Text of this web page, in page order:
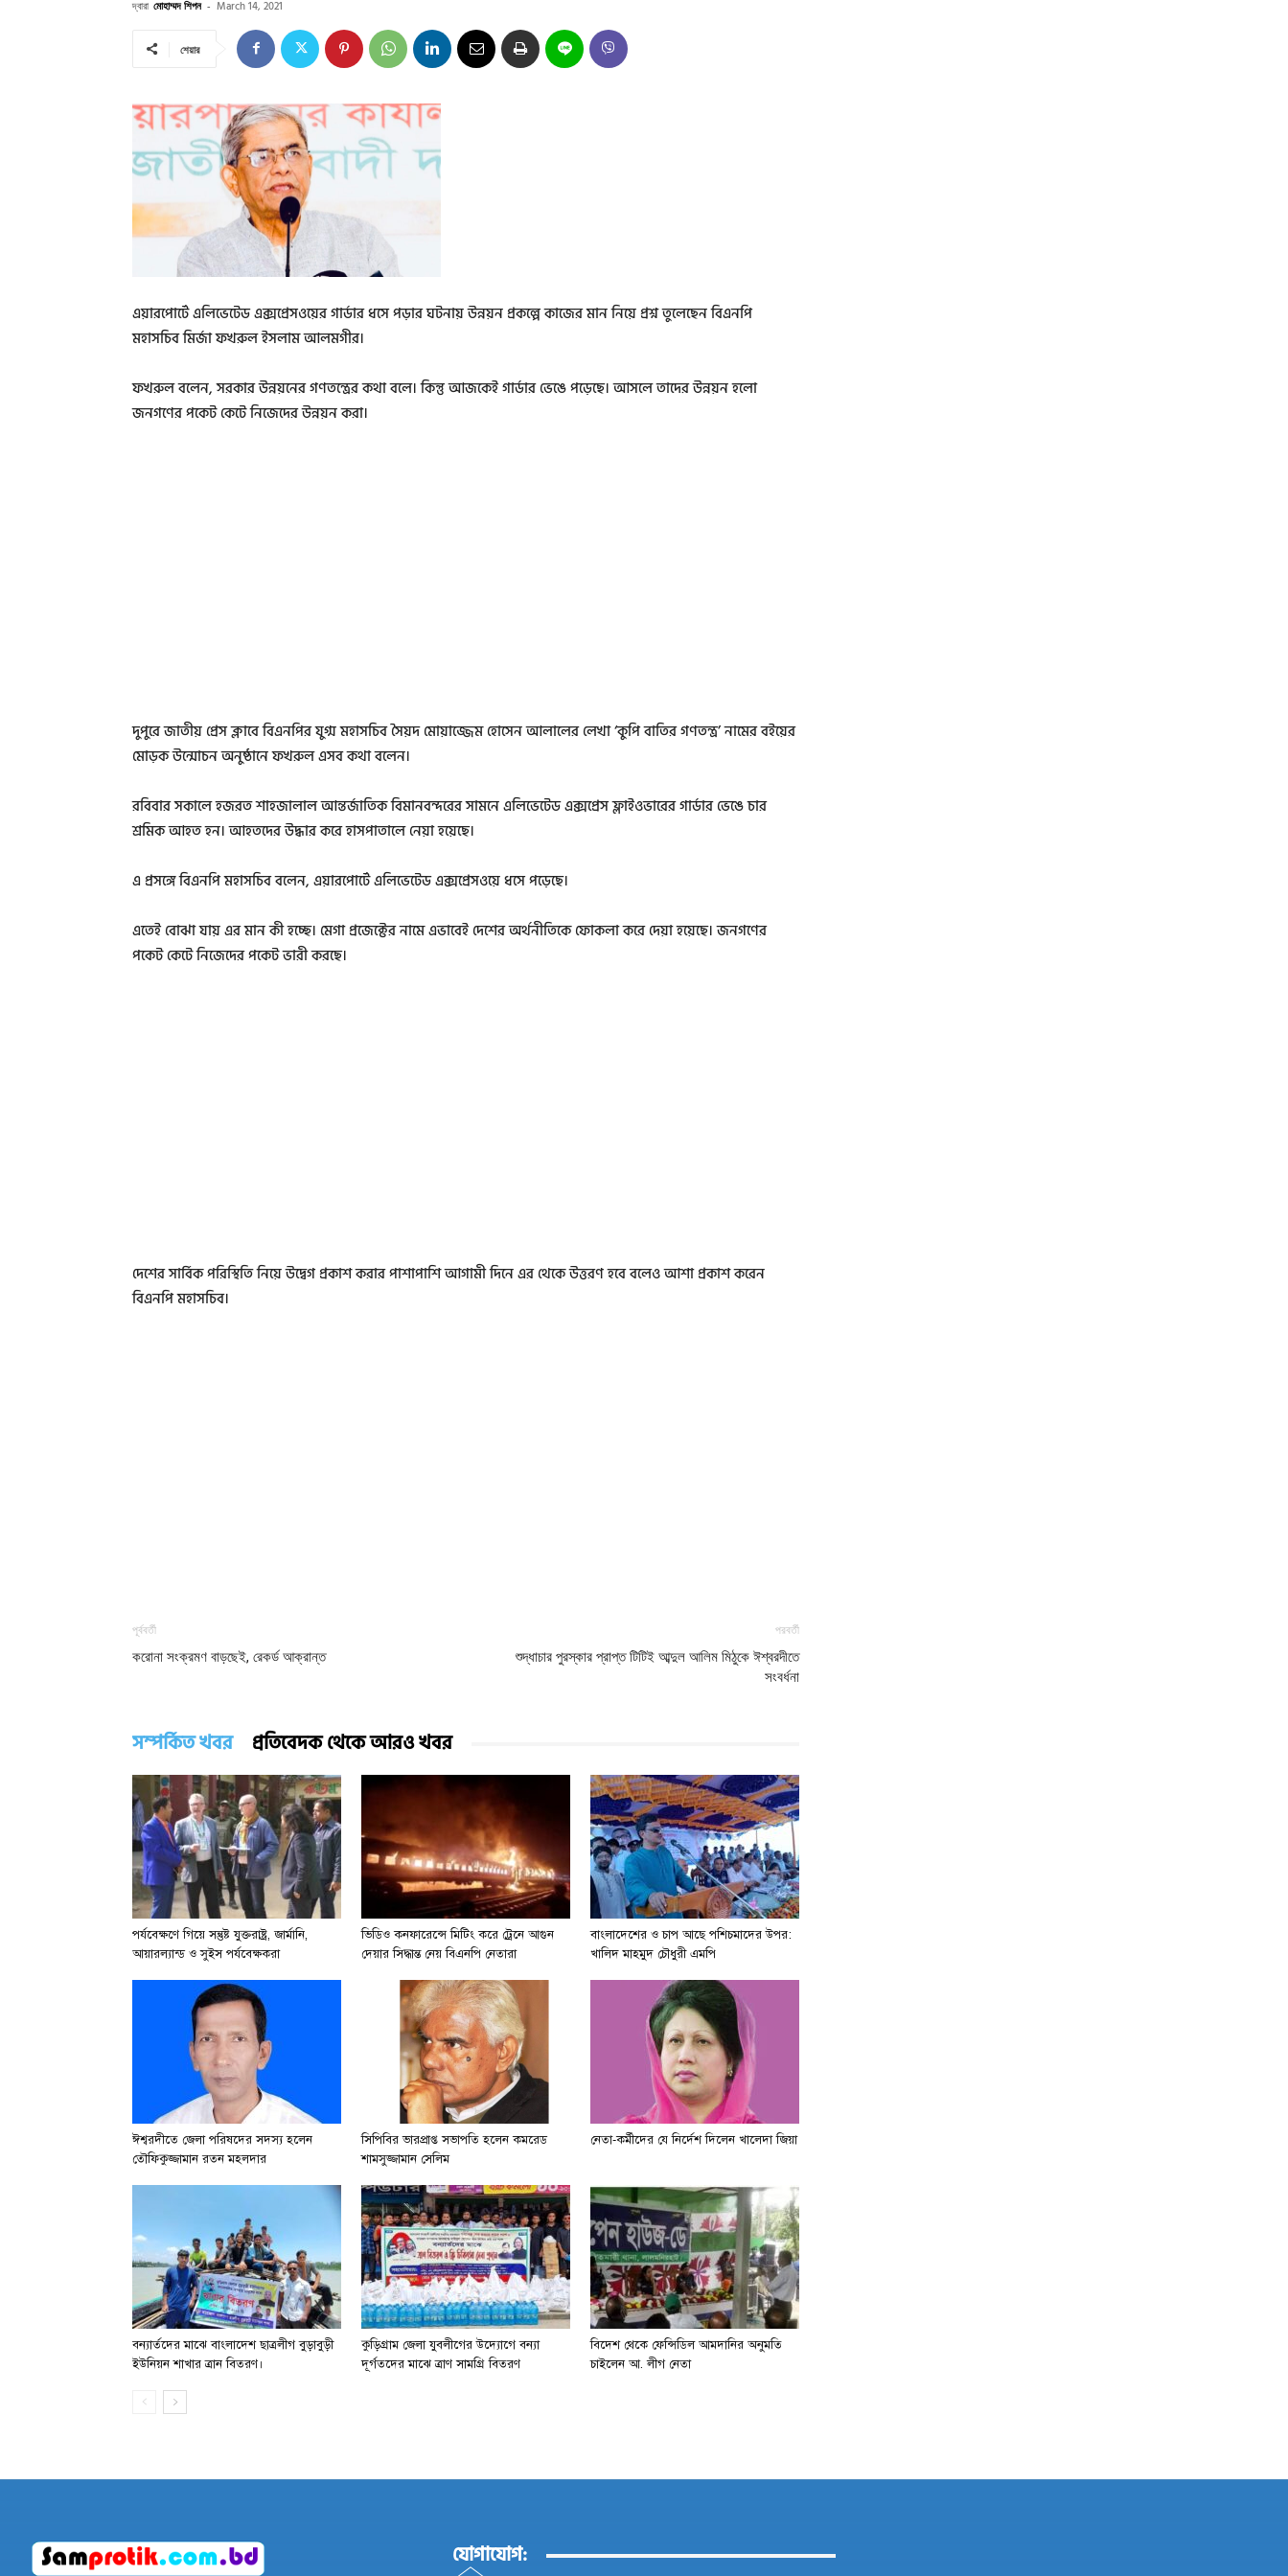
দ্বারা মোহাম্মদ শিপন - March 14, 2021
শেয়ার
এয়ারপোর্টে এলিভেটেড এক্সপ্রেসওয়ের গার্ডার ধসে পড়ার ঘটনায় উন্নয়ন প্রকল্পে কাজের মান নিয়ে প্রশ্ন তুলেছেন বিএনপি
মহাসচিব মির্জা ফখরুল ইসলাম আলমগীর।
ফখরুল বলেন, সরকার উন্নয়নের গণতন্ত্রের কথা বলে। কিন্তু আজকেই গার্ডার ভেঙে পড়েছে। আসলে তাদের উন্নয়ন হলো
জনগণের পকেট কেটে নিজেদের উন্নয়ন করা।
দুপুরে জাতীয় প্রেস ক্লাবে বিএনপির যুগ্ম মহাসচিব সৈয়দ মোয়াজ্জেম হোসেন আলালের লেখা ‘কুপি বাতির গণতন্ত্র’ নামের বইয়ের
মোড়ক উন্মোচন অনুষ্ঠানে ফখরুল এসব কথা বলেন।
রবিবার সকালে হজরত শাহজালাল আন্তর্জাতিক বিমানবন্দরের সামনে এলিভেটেড এক্সপ্রেস ফ্লাইওভারের গার্ডার ভেঙে চার
শ্রমিক আহত হন। আহতদের উদ্ধার করে হাসপাতালে নেয়া হয়েছে।
এ প্রসঙ্গে বিএনপি মহাসচিব বলেন, এয়ারপোর্টে এলিভেটেড এক্সপ্রেসওয়ে ধসে পড়েছে।
এতেই বোঝা যায় এর মান কী হচ্ছে। মেগা প্রজেক্টের নামে এভাবেই দেশের অর্থনীতিকে ফোকলা করে দেয়া হয়েছে। জনগণের
পকেট কেটে নিজেদের পকেট ভারী করছে।
দেশের সার্বিক পরিস্থিতি নিয়ে উদ্বেগ প্রকাশ করার পাশাপাশি আগামী দিনে এর থেকে উত্তরণ হবে বলেও আশা প্রকাশ করেন
বিএনপি মহাসচিব।
পূর্ববর্তী
করোনা সংক্রমণ বাড়ছেই, রেকর্ড আক্রান্ত
পরবর্তী
শুদ্ধাচার পুরস্কার প্রাপ্ত টিটিই আব্দুল আলিম মিঠুকে ঈশ্বরদীতে
সংবর্ধনা
সম্পর্কিত খবর প্রতিবেদক থেকে আরও খবর
পর্যবেক্ষণে গিয়ে সন্তুষ্ট যুক্তরাষ্ট্র, জার্মানি,
আয়ারল্যান্ড ও সুইস পর্যবেক্ষকরা
ভিডিও কনফারেন্সে মিটিং করে ট্রেনে আগুন
দেয়ার সিদ্ধান্ত নেয় বিএনপি নেতারা
বাংলাদেশের ও চাপ আছে পশিচমাদের উপর:
খালিদ মাহমুদ চৌধুরী এমপি
ঈশ্বরদীতে জেলা পরিষদের সদস্য হলেন
তৌফিকুজ্জামান রতন মহলদার
সিপিবির ভারপ্রাপ্ত সভাপতি হলেন কমরেড
শামসুজ্জামান সেলিম
নেতা-কর্মীদের যে নির্দেশ দিলেন খালেদা জিয়া
বন্যার্তদের মাঝে বাংলাদেশ ছাত্রলীগ বুড়াবুড়ী
ইউনিয়ন শাখার ত্রান বিতরণ।
কুড়িগ্রাম জেলা যুবলীগের উদ্যোগে বন্যা
দূর্গতদের মাঝে ত্রাণ সামগ্রি বিতরণ
বিদেশ থেকে ফেন্সিডিল আমদানির অনুমতি
চাইলেন আ. লীগ নেতা
যোগাযোগ: